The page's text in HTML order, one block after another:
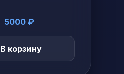
5000 ₽
В корзину